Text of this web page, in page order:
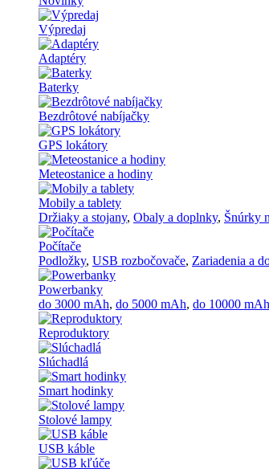
Výpredaj
Adaptéry
Baterky
Bezdrôtové nabíjačky
GPS lokátory
Meteostanice a hodiny
Mobily a tablety
Držiaky a stojany, Obaly a doplnky, Šnúrky
Počítače
Podložky, USB rozbočovače, Zariadenia a
Powerbanky
do 3000 mAh, do 5000 mAh, do 10000 mAh
Reproduktory
Slúchadlá
Smart hodinky
Stolové lampy
USB káble